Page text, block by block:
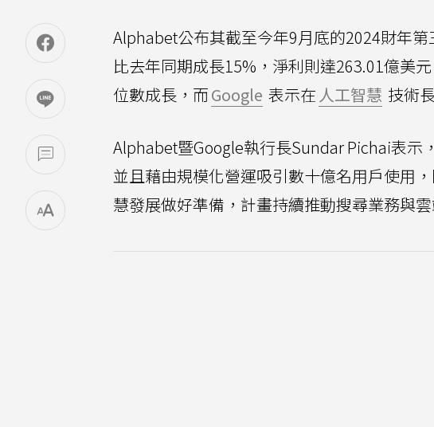
Alphabet公布其截至今年9月底的2024財年
比去年同期成長15%，淨利則達263.01億美
位數成長，而Google 表示在 人工智慧 技術
Alphabet暨Google執行長Sundar Pichai表示
並且藉由規模化營運吸引數十億名用戶使用
慧發展做好準備，計畫持續推動搜尋業務與雲